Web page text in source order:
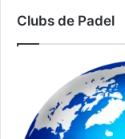
Clubs de Padel